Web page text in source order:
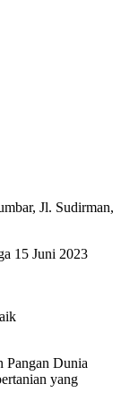
Jl. Sudirman,
15 Juni 2023
Pangan Dunia
yang